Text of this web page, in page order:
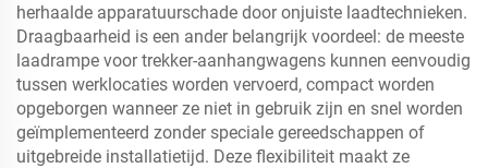
herhaalde apparatuurschade door onjuiste laadtechnieken.
Draagbaarheid is een ander belangrijk voordeel: de meeste
laadrampe voor trekker-aanhangwagens kunnen eenvoudig
tussen werklocaties worden vervoerd, compact worden
opgeborgen wanneer ze niet in gebruik zijn en snel worden
geïmplementeerd zonder speciale gereedschappen of
uitgebreide installatietijd. Deze flexibiliteit maakt ze